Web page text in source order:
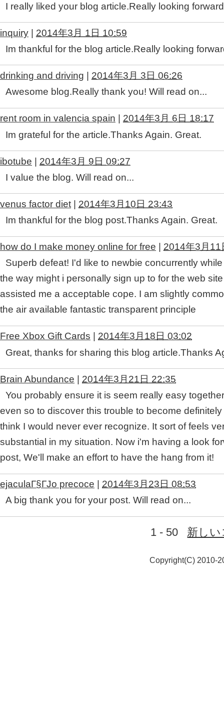
I really liked your blog article.Really looking
inquiry | 2014年3月 1日 10:59
Im thankful for the blog article.Really looking
drinking and driving
2014年3月 3日 06:26
Awesome blog.Really thank you! Will read on...
rent room in valencia spain
2014年3月 6日 18:17
Im grateful for the article.Thanks Again. Great.
ibotube | 2014年3月 9日 09:27
I value the blog. Will read on...
venus factor diet
2014年3月10日 23:43
Im thankful for the blog post.Thanks Again. Great.
how do I make money online for free
2014年3月11
Superb defeat! I'd like to newbie concurrently
the way might i personally sign up to for the web
assisted me a acceptable cope. I am slightly
the air available fantastic transparent principle
Free Xbox Gift Cards
2014年3月18日 03:02
Great, thanks for sharing this blog article.Thanks
Brain Abundance | 2014年3月21日 22:35
You probably ensure it is seem really easy
even so to discover this trouble to become
think I would never ever recognize. It sort of feels
substantial in my situation. Now i'm having a look
post, We'll make an effort to have the hang from it!
ejaculaГ§ГЈo precoce
2014年3月23日 08:53
A big thank you for your post. Will read on...
1 - 50 新し
Copyright(C) 2010-